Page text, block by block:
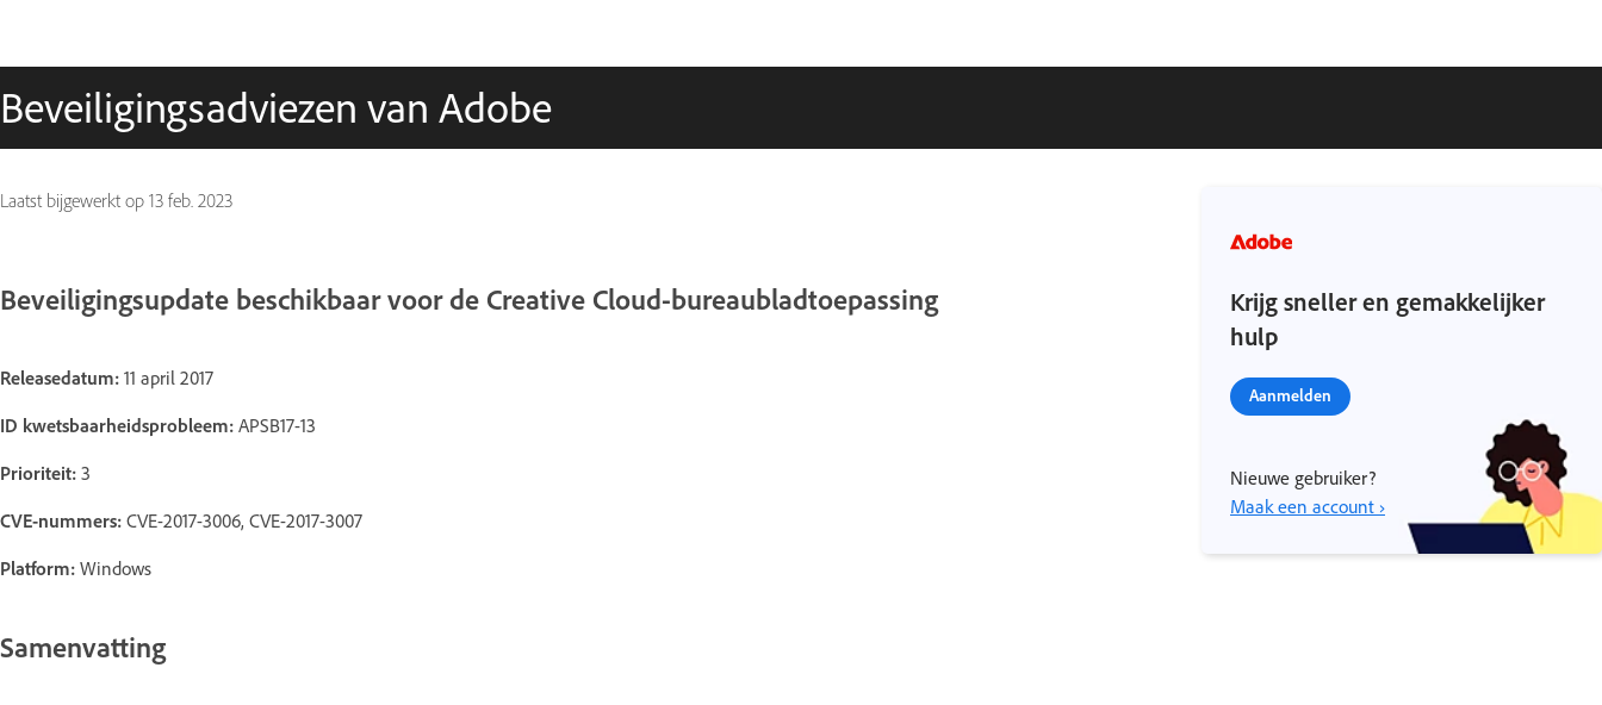
Beveiligingsadviezen van Adobe
Laatst bijgewerkt op 13 feb. 2023
Beveiligingsupdate beschikbaar voor de Creative Cloud-bureaubladtoepassing
Releasedatum: 11 april 2017
ID kwetsbaarheidsprobleem: APSB17-13
Prioriteit: 3
CVE-nummers: CVE-2017-3006, CVE-2017-3007
Platform: Windows
Samenvatting
Krijg sneller en gemakkelijker
hulp
Aanmelden
Nieuwe gebruiker?
Maak een account ›